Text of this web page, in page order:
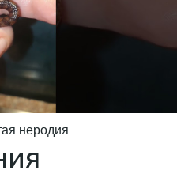
неродия